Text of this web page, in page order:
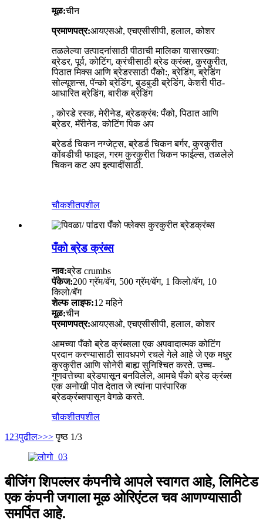
मूळ:चीन
प्रमाणपत्र:आयएसओ, एचएसीसीपी, हलाल, कोशर
तळलेल्या उत्पादनांसाठी पीठाची मालिका यासारख्या:
ब्रेडर, पूर्व, कोटिंग, क्रंचीसाठी ब्रेड क्रंब्स, कुरकुरीत,
पिठात मिक्स आणि ब्रेडरसाठी पँको:, ब्रेडिंग, ब्रेडिंग
सोल्यूशन्स, पॅन्को ब्रेडिंग, बुडबुडी ब्रेडिंग, केशरी पीठ-
आधारित ब्रेडिंग, बारीक ब्रेडिंग
, कोरडे रस्क, मेरीनेड, ब्रेडक्रंब: पँको, पिठात आणि
ब्रेडर, मॅरीनेड, कोटिंग पिक अप
ब्रेडर्ड चिकन नग्जेट्स, ब्रेडर्ड चिकन बर्गर, कुरकुरीत
कोंबडीची फाइल, गरम कुरकुरीत चिकन फाईल्स, तळलेले
चिकन कट अप इत्यादींसाठी.
चौकशीतपशील
पँको ब्रेड क्रंब्स
नाव:ब्रेड crumbs
पॅकेज:200 ग्रॅम/बॅग, 500 ग्रॅम/बॅग, 1 किलो/बॅग, 10
किलो/बॅग
शेल्फ लाइफ:12 महिने
मूळ:चीन
प्रमाणपत्र:आयएसओ, एचएसीसीपी, हलाल, कोशर
आमच्या पँको ब्रेड क्रंब्सला एक अपवादात्मक कोटिंग
प्रदान करण्यासाठी सावधपणे रचले गेले आहे जे एक मधुर
कुरकुरीत आणि सोनेरी बाह्य सुनिश्चित करते. उच्च-
गुणवत्तेच्या ब्रेडपासून बनविलेले, आमचे पँको ब्रेड क्रंब्स
एक अनोखी पोत देतात जे त्यांना पारंपारिक
ब्रेडक्रंब्सपासून वेगळे करते.
चौकशीतपशील
1 23पुढील>>> पृष्ठ 1/3
बीजिंग शिपल्लर कंपनीचे आपले स्वागत आहे, लिमिटेड
एक कंपनी जगाला मूळ ओरिएंटल चव आणण्यासाठी
समर्पित आहे.